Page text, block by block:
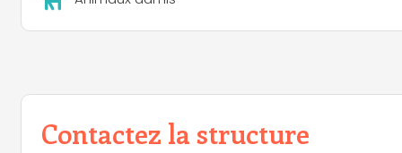
Contactez la structure